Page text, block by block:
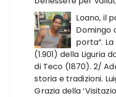
Loano, il
Domingo
porta”.
(1.901) della Liguria
di Teco (1870). 2/
storia e tradizioni.
Grazia della